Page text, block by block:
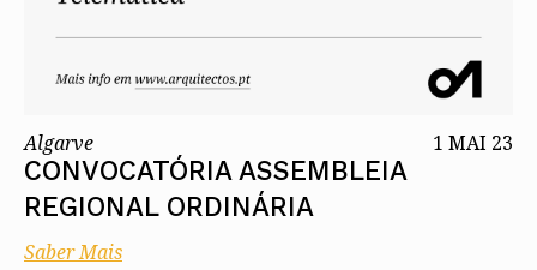
Algarve 1 MAI 23
CONVOCATÓRIA ASSEMBLEIA
REGIONAL ORDINÁRIA
Saber Mais